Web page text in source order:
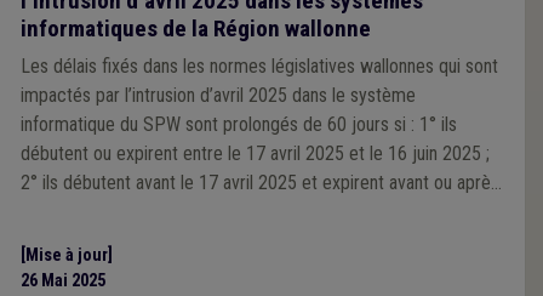
informatiques de la Région wallonne
Les délais fixés dans les normes législatives wallonnes qui sont
impactés par l’intrusion d’avril 2025 dans le système
informatique du SPW sont prolongés de 60 jours si : 1° ils
débutent ou expirent entre le 17 avril 2025 et le 16 juin 2025 ;
2° ils débutent avant le 17 avril 2025 et expirent avant ou après
[Mise à jour]
26 Mai 2025